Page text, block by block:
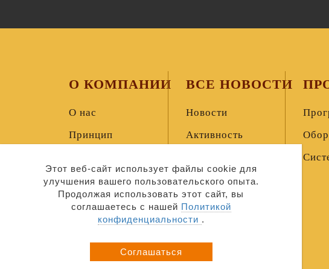
Этот веб-сайт использует файлы cookie для
улучшения вашего пользовательского опыта.
Продолжая использовать этот сайт, вы
соглашаетесь с нашей Политикой
конфиденциальности .
Cоглашаться
О КОМПАНИИ
О нас
Принцип
Перспективы
ВСЕ НОВОСТИ
Новости
Активность